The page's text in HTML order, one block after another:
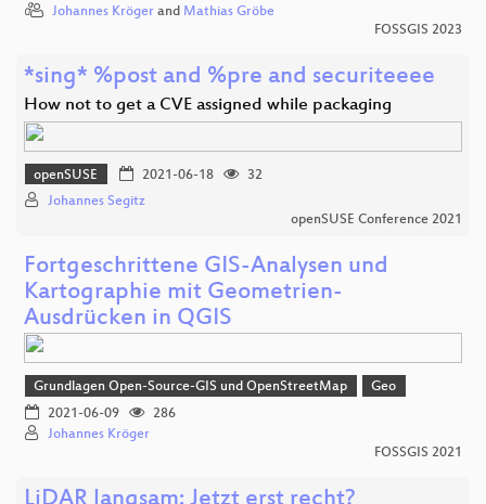
Johannes Kröger and Mathias Gröbe
FOSSGIS 2023
*sing* %post and %pre and securiteeee
How not to get a CVE assigned while packaging
openSUSE 2021-06-18
32
Johannes Segitz
openSUSE Conference 2021
Fortgeschrittene GIS-Analysen und
Kartographie mit Geometrien-
Ausdrücken in QGIS
Grundlagen Open-Source-GIS und OpenStreetMap
Geo
2021-06-09
286
Johannes Kröger
FOSSGIS 2021